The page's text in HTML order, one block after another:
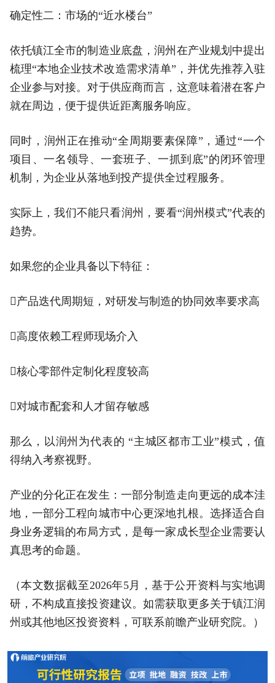
确定性二：市场的“近水楼台”
依托镇江全市的制造业底盘，润州在产业规划中提出
梳理“本地企业技术改造需求清单”，并优先推荐入驻
企业参与对接。对于供应商而言，这意味着潜在客户
就在周边，便于提供近距离服务响应。
同时，润州正在推动“全周期要素保障”，通过“一个
项目、一名领导、一套班子、一抓到底”的闭环管理
机制，为企业从落地到投产提供全过程服务。
实际上，我们不能只看润州，要看“润州模式”代表的
趋势。
如果您的企业具备以下特征：
产品迭代周期短，对研发与制造的协同效率要求高
高度依赖工程师现场介入
核心零部件定制化程度较高
对城市配套和人才留存敏感
那么，以润州为代表的 “主城区都市工业”模式，值
得纳入考察视野。
产业的分化正在发生：一部分制造走向更远的成本洼
地，一部分工程向城市中心更深地扎根。选择适合自
身业务逻辑的布局方式，是每一家成长型企业需要认
真思考的命题。
（本文数据截至2026年5月，基于公开资料与实地调
研，不构成直接投资建议。如需获取更多关于镇江润
州或其他地区投资资料，可联系前瞻产业研究院。）